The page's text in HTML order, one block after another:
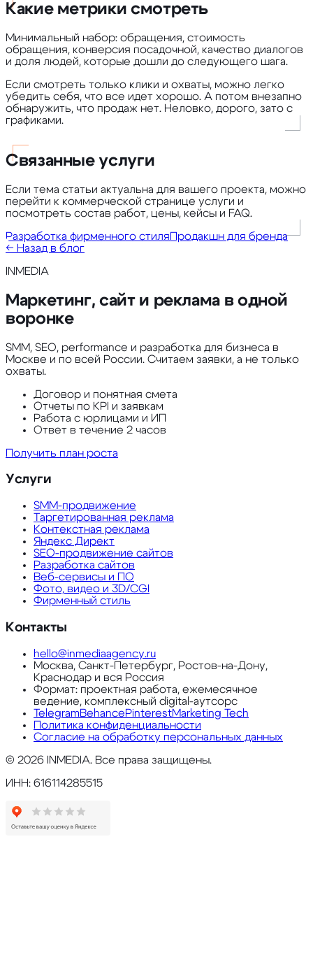
Какие метрики смотреть
Минимальный набор: обращения, стоимость
обращения, конверсия посадочной, качество диалогов
и доля людей, которые дошли до следующего шага.
Если смотреть только клики и охваты, можно легко
убедить себя, что все идет хорошо. А потом внезапно
обнаружить, что продаж нет. Неловко, дорого, зато с
графиками.
Связанные услуги
Если тема статьи актуальна для вашего проекта, можно
перейти к коммерческой странице услуги и
посмотреть состав работ, цены, кейсы и FAQ.
Разработка фирменного стиляПродакшн для бренда
← Назад в блог
INMEDIA
Маркетинг, сайт и реклама в одной
воронке
SMM, SEO, performance и разработка для бизнеса в
Москве и по всей России. Считаем заявки, а не только
охваты.
Договор и понятная смета
Отчеты по KPI и заявкам
Работа с юрлицами и ИП
Ответ в течение 2 часов
Получить план роста
Услуги
SMM-продвижение
Таргетированная реклама
Контекстная реклама
Яндекс Директ
SEO-продвижение сайтов
Разработка сайтов
Веб-сервисы и ПО
Фото, видео и 3D/CGI
Фирменный стиль
Контакты
hello@inmediaagency.ru
Москва, Санкт-Петербург, Ростов-на-Дону,
Краснодар и вся Россия
Формат: проектная работа, ежемесячное
ведение, комплексный digital-аутсорс
TelegramBehancePinterestMarketing Tech
Политика конфиденциальности
Согласие на обработку персональных данных
© 2026 INMEDIA. Все права защищены.
ИНН: 616114285515